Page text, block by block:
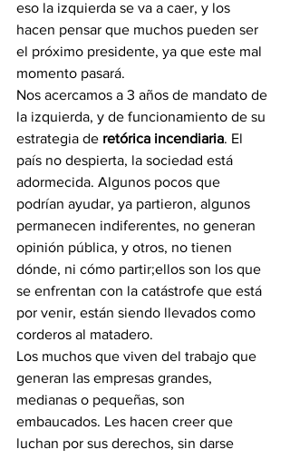
eso la izquierda se va a caer, y los
hacen pensar que muchos pueden ser
el próximo presidente, ya que este mal
momento pasará.
Nos acercamos a 3 años de mandato de
la izquierda, y de funcionamiento de su
estrategia de retórica incendiaria. El
país no despierta, la sociedad está
adormecida. Algunos pocos que
podrían ayudar, ya partieron, algunos
permanecen indiferentes, no generan
opinión pública, y otros, no tienen
dónde, ni cómo partir;ellos son los que
se enfrentan con la catástrofe que está
por venir, están siendo llevados como
corderos al matadero.
Los muchos que viven del trabajo que
generan las empresas grandes,
medianas o pequeñas, son
embaucados. Les hacen creer que
luchan por sus derechos, sin darse